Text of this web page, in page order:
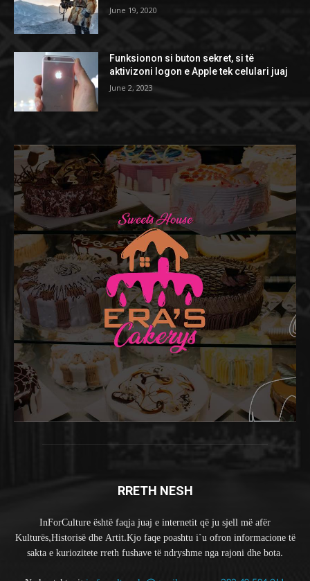
June 19, 2020
Funksionon si buton sekret, si të
aktivizoni logon e Apple tek celulari juaj
June 2, 2023
RRETH NESH
InForCulture është faqja juaj e internetit që ju sjell më afër
Kulturës,Historisë dhe Artit.Kjo faqe poashtu i`u ofron informacione të
sakta e kuriozitete rreth fushave të ndryshme nga rajoni dhe bota.